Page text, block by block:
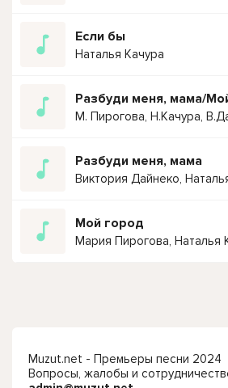
Если бы
Наталья Качура
Разбуди меня, мама/
М. Пирогова, Н.Качура,
Разбуди меня, мама
Мой город
Muzut.net - Премьеры песни 2024
Вопросы, жалобы и